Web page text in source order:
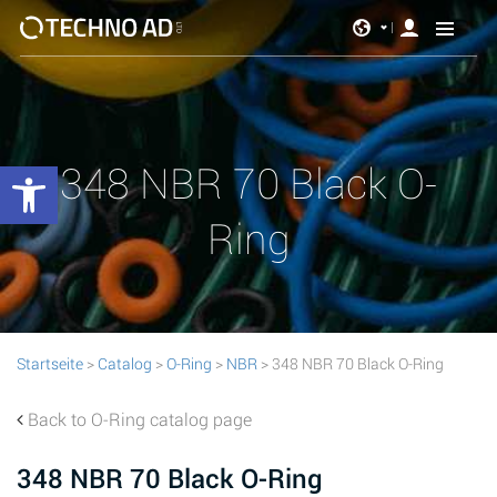
348 NBR 70 Black O-
Ring
Startseite > Catalog >O-Ring > NBR > 348 NBR 70 Black O-Ring
Back to O-Ring catalog page
348 NBR 70 Black O-Ring
Werkzeugleiste öffnen